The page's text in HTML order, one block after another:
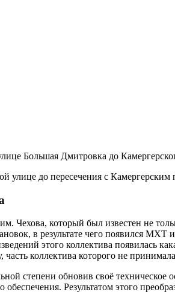
Большая Дмитровка до
улице до пересечения с Камергерским
Чехова, который был известен не
в результате чего появился МХТ
этого коллектива появилась
коллектива которого не
степени обновив своё
Результатом этого